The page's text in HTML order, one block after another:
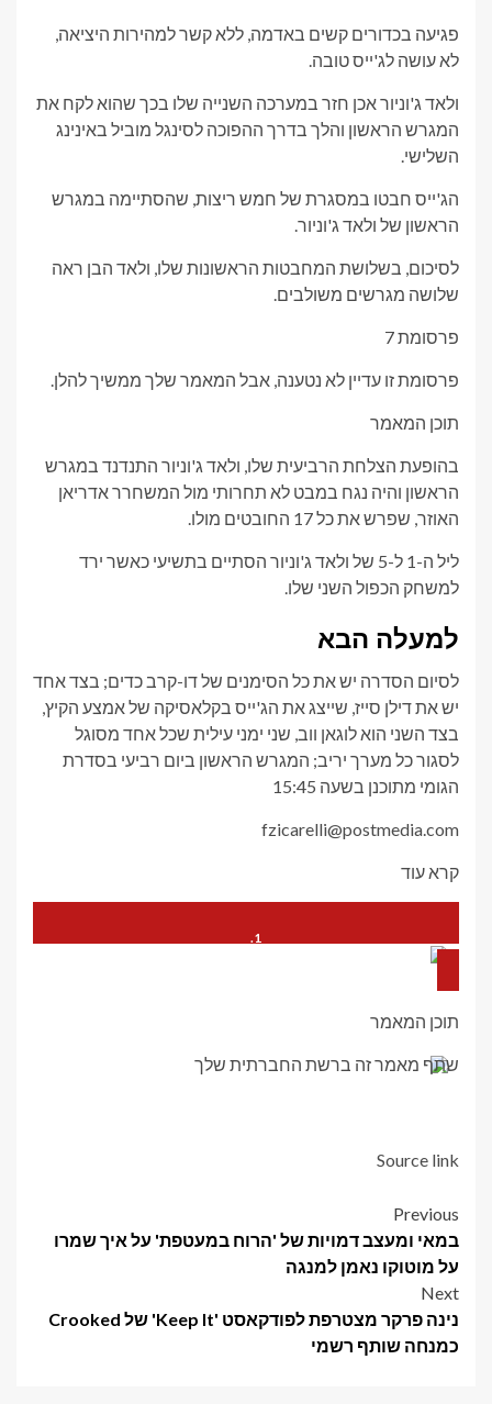
פגיעה בכדורים קשים באדמה, ללא קשר למהירות היציאה,
לא עושה לג'ייס טובה.
ולאד ג'וניור אכן חזר במערכה השנייה שלו בכך שהוא לקח את
המגרש הראשון והלך בדרך ההפוכה לסינגל מוביל באינינג
השלישי.
הג'ייס חבטו במסגרת של חמש ריצות, שהסתיימה במגרש
הראשון של ולאד ג'וניור.
לסיכום, בשלושת המחבטות הראשונות שלו, ולאד הבן ראה
שלושה מגרשים משולבים.
פרסומת 7
פרסומת זו עדיין לא נטענה, אבל המאמר שלך ממשיך להלן.
תוכן המאמר
בהופעת הצלחת הרביעית שלו, ולאד ג'וניור התנדנד במגרש
הראשון והיה נגח במבט לא תחרותי מול המשחרר אדריאן
האוזר, שפרש את כל 17 החובטים מולו.
ליל ה-1 ל-5 של ולאד ג'וניור הסתיים בתשיעי כאשר ירד
למשחק הכפול השני שלו.
למעלה הבא
לסיום הסדרה יש את כל הסימנים של דו-קרב כדים; בצד אחד
יש את דילן סייז, שייצג את הג'ייס בקלאסיקה של אמצע הקיץ,
בצד השני הוא לוגאן ווב, שני ימני עילית שכל אחד מסוגל
לסגור כל מערך יריב; המגרש הראשון ביום רביעי בסדרת
הגומי מתוכנן בשעה 15:45
fzicarelli@postmedia.com
קרא עוד
תוכן המאמר
שתף מאמר זה ברשת החברתית שלך
Source link
Post
navigation
Previous
במאי ומעצב דמויות של 'הרוח במעטפת' על איך שמרו
על מוטוקו נאמן למנגה
Next
נינה פרקר מצטרפת לפודקאסט 'Keep It' של Crooked
כמנחה שותף רשמי